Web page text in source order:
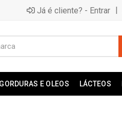
Já é cliente? - Entrar |
GORDURAS E OLEOS LÁCTEOS